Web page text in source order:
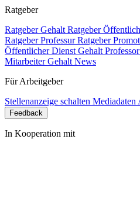
Ratgeber
Ratgeber Gehalt Ratgeber
Ratgeber ProfessurRatgeber
Öffentlicher Dienst Gehalt
Mitarbeiter Gehalt News
Für Arbeitgeber
Stellenanzeige schalten Mediadaten
Feedback
In Kooperation mit